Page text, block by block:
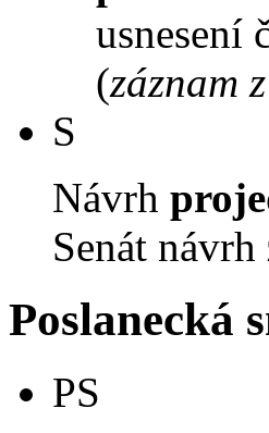
usnesení
(záznam
S
Návrh
Senát návrh
Poslanecká
PS